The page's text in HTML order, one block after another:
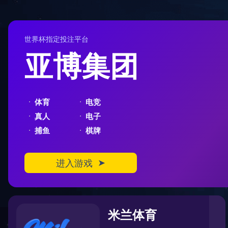
404
您在访问另一个平行宇宙中的页面
对不起，您要访问的页面可能跑到了另一个平行宇